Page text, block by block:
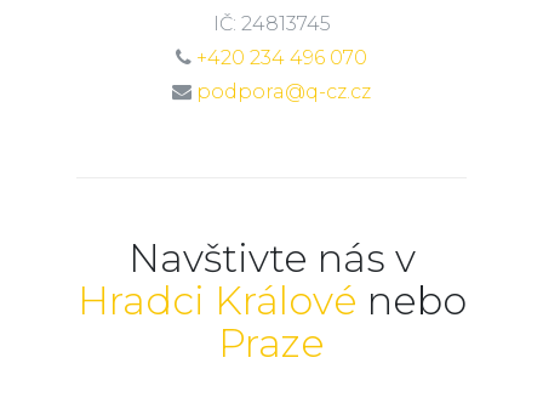
IČ: 24813745
+420 234 496 070
podpora@q-cz.cz
Navštivte nás v
Hradci Králové nebo
Praze